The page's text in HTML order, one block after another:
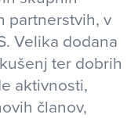
partnerstvih, v
Velika dodana
ter dobrih
aktivnosti,
članov,